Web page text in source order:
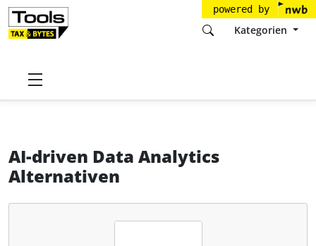
powered by
Kategorien
Startseite
AI-driven Data Analytics
Alternativen